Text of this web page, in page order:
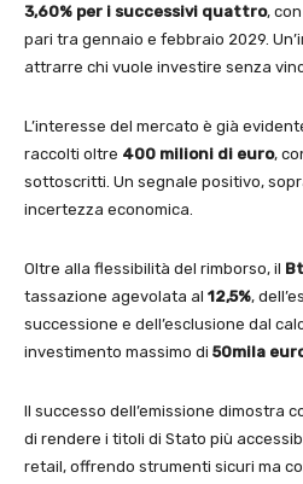
3,60% per i successivi quattro,
pari tra gennaio e febbraio 2029.
attrarre chi vuole investire senza
L’interesse del mercato è già
raccolti oltre 400 milioni di euro,
sottoscritti. Un segnale positivo,
incertezza economica.
Oltre alla flessibilità del rimborso, il
tassazione agevolata al 12,5%,
successione e dell’esclusione dal
investimento massimo di 50mila
Il successo dell’emissione dimostra
di rendere i titoli di Stato più
retail, offrendo strumenti sicuri ma